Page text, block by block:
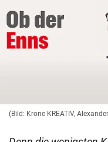
(Bild: Krone KREATIV,